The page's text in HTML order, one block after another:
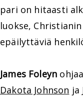
pari on hitaasti
luokse,
epäilyttäviä
James Foleyn
Dakota Johnson ja